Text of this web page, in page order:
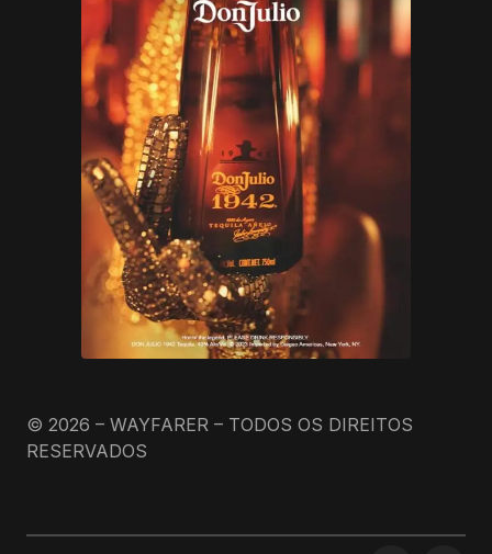
© 2026 – WAYFARER – TODOS OS DIREITOS
RESERVADOS